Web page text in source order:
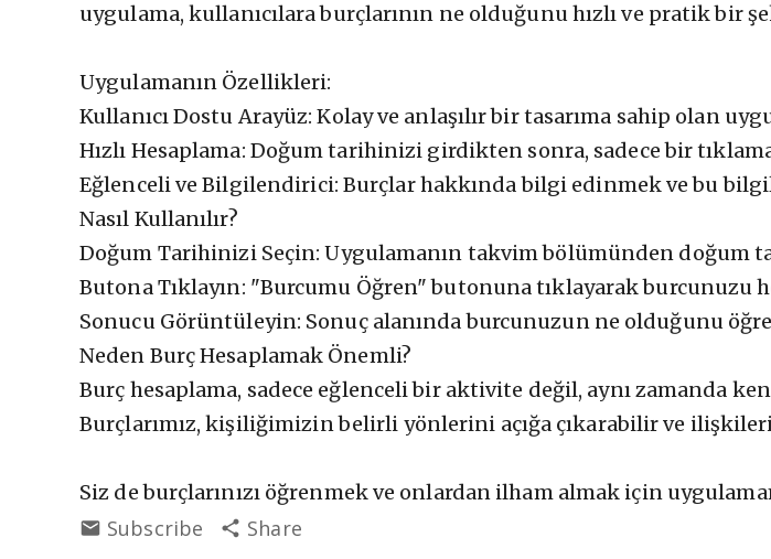
uygulama, kullanıcılara burçlarının ne olduğunu hızlı ve pratik bir
Uygulamanın Özellikleri:
Kullanıcı Dostu Arayüz: Kolay ve anlaşılır bir tasarıma sahip olan
Hızlı Hesaplama: Doğum tarihinizi girdikten sonra, sadece bir
Eğlenceli ve Bilgilendirici: Burçlar hakkında bilgi edinmek ve bu
Nasıl Kullanılır?
Doğum Tarihinizi Seçin: Uygulamanın takvim bölümünden doğum
Butona Tıklayın: "Burcumu Öğren" butonuna tıklayarak burcunuzu
Sonucu Görüntüleyin: Sonuç alanında burcunuzun ne olduğunu
Neden Burç Hesaplamak Önemli?
Burç hesaplama, sadece eğlenceli bir aktivite değil, aynı zamanda
Burçlarımız, kişiliğimizin belirli yönlerini açığa çıkarabilir ve
Siz de burçlarınızı öğrenmek ve onlardan ilham almak için
Subscribe Share